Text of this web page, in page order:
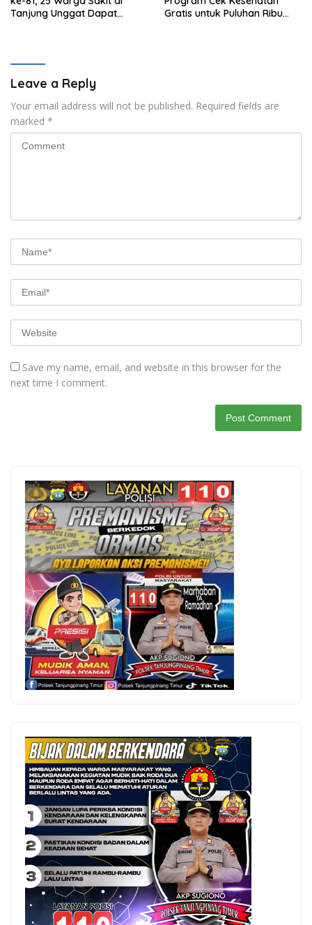
Tanjung Unggat Dapat
Gratis untuk Puluhan Ribu
Leave a Reply
Your email address will not be published. Required fields are
marked *
Save my name, email, and website in this browser for the
next time I comment.